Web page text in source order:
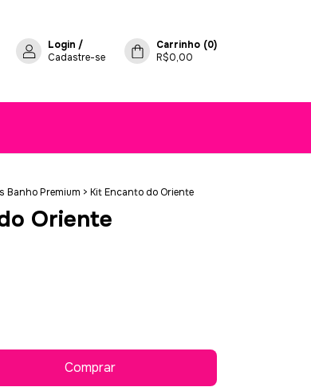
Login /
Cadastre-se
Carrinho (0)
R$0,00
Banho Premium > Kit Encanto do Oriente
Oriente